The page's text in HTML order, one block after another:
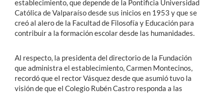
establecimiento, que depende de la Pontificia Universidad
Católica de Valparaíso desde sus inicios en 1953 y que se
creó al alero de la Facultad de Filosofía y Educación para
contribuir a la formación escolar desde las humanidades.
Al respecto, la presidenta del directorio de la Fundación
que administra el establecimiento, Carmen Montecinos,
recordó que el rector Vásquez desde que asumió tuvo la
visión de que el Colegio Rubén Castro responda a las